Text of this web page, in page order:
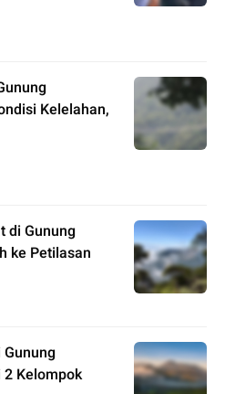
Kelelahan,
di Gunung
ke Petilasan
Kelompok